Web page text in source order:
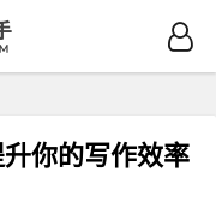
你的写作效率